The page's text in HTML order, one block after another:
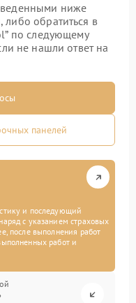
ниже
обратиться в
по следующему
не нашли ответ на
панелей
и последующий
с указанием страховых
после выполнения работ
работ и